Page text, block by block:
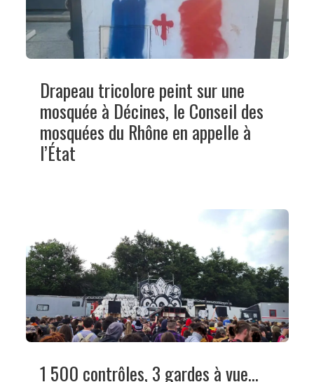
Drapeau tricolore peint sur une
mosquée à Décines, le Conseil des
mosquées du Rhône en appelle à
l’État
1 500 contrôles, 3 gardes à vue…